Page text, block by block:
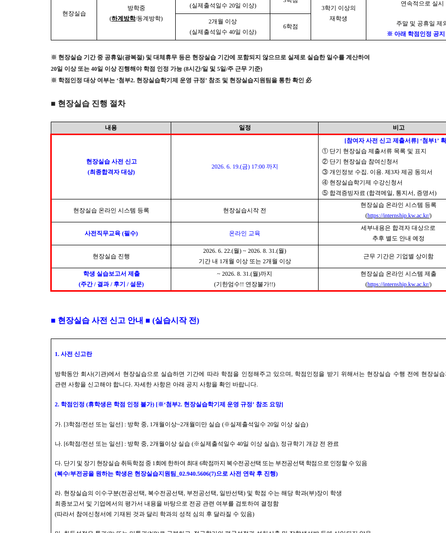
현장실습
방학중
(하계방학/동계방학)
(실제출석일수 20일 이상)
3학기 이상의
재학생
연속적으로 실시
주말 및 공휴일 제
※ 아래 학점인정 공지
2개월 이상
(실제출석일수 40일 이상)
6학점
※ 현장실습 기간 중 공휴일(광복절) 및 대체휴무 등은 현장실습 기간에 포함되지 않으므로 실제로 실습한 일수를 계산하여
20일 이상 또는40일 이상 진행해야 학점 인정 가능(8시간/일 및5일/주 근무 기준)
※ 학점인정 대상 여부는 ‘첨부2. 현장실습학기제 운영 규정’참조 및 현장실습지원팀을 통한 확인 必
■ 현장실습 진행 절차
내용 일정 비고
현장실습 사전 신고
(최종합격자 대상)
2026. 6. 19.(금) 17:00 까지
[참여자 사전 신고 제출서류] ‘첨부1’
① 단기 현장실습 제출서류 목록 및 표지
② 단기 현장실습 참여신청서
③ 개인정보 수집. 이용. 제 3자 제공 동의서
④ 현장실습학기제 수강신청서
⑤ 합격증빙자료 (합격메일, 통지서, 증명서)
현장실습 온라인 시스템 등록 현장실습시작 전
현장실습 온라인 시스템 등록
(https://internship.kw.ac.kr/)
사전직무교육(필수) 온라인 교육
세부내용은 합격자 대상으로
추후 별도 안내 예정
현장실습 진행
2026. 6. 22.(월) ~ 2026. 8. 31.(월)
기간 내 1개월 이상 또는 2개월 이상
근무 기간은 기업별 상이함
학생 실습보고서 제출
(주간/ 결과/후기/설문)
~ 2026. 8. 31.(월)까지
(기한엄수!! 연장불가!!)
현장실습 온라인 시스템 제출
(https://internship.kw.ac.kr/)
■ 현장실습 사전 신고 안내 ■(실습시작 전)
1. 사전 신고란
방학동안 회사(기관)에서 현장실습으로 실습하면 기간에 따라 학점을 인정해주고 있으며, 학점인정을 받기 위해서는 현장실습 수행 전에 현장실습
관련 사항을 신고해야 합니다. 자세한 사항은 아래 공지 사항을 확인 바랍니다.
2. 학점인정 (휴학생은 학점 인정 불가) [※‘첨부2. 현장실습학기제 운영 규정’ 참조 요망]
가. [3학점/전선 또는 일선] : 방학 중, 1개월이상~2개월미만 실습 (※실제출석일수 20일 이상 실습)
나. [6학점/전선 또는 일선] : 방학 중, 2개월이상 실습 (※실제출석일수 40일 이상 실습), 정규학기 개강 전 완료
다. 단기 및 장기 현장실습 취득학점 중 1회에 한하여 최대 6학점까지 복수전공선택 또는 부전공선택 학점으로 인정할 수 있음
(복수/부전공을 원하는 학생은 현장실습지원팀 _02.940.5606(7)으로 사전 연락 후 진행)
라. 현장실습의 이수구분(전공선택, 복수전공선택, 부전공선택, 일반선택) 및 학점 수는 해당 학과(부)장이 학생
최종보고서 및 기업에서의 평가서 내용을 바탕으로 전공 관련 여부를 검토하여 결정함
(따라서 참여신청서에 기재된 것과 달리 학과의 성적 심의 후 달라질 수 있음)